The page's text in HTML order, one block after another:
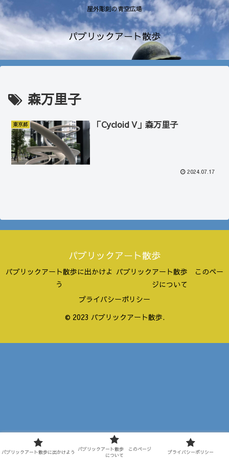
屋外彫刻の青空広場
パブリックアート散歩
森万里子
東京都 「Cycloid V」森万里子
2024.07.17
パブリックアート散歩
パブリックアート散歩に出かけよ
う
パブリックアート散歩 このペー
ジについて
プライバシーポリシー
© 2023 パブリックアート散歩.
パブリックアート散歩に出かけよう
パブリックアート散歩 このページ
について
プライバシーポリシー